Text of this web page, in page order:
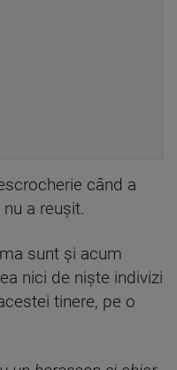
când a
a reușit.
sunt și acum
nici de nişte indivizi
tinere, pe o